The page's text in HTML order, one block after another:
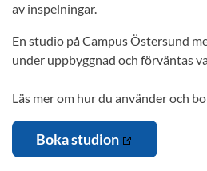
av inspelningar.
En studio på Campus Östersund
under uppbyggnad och förväntas
Läs mer om hur du använder och
Boka studion